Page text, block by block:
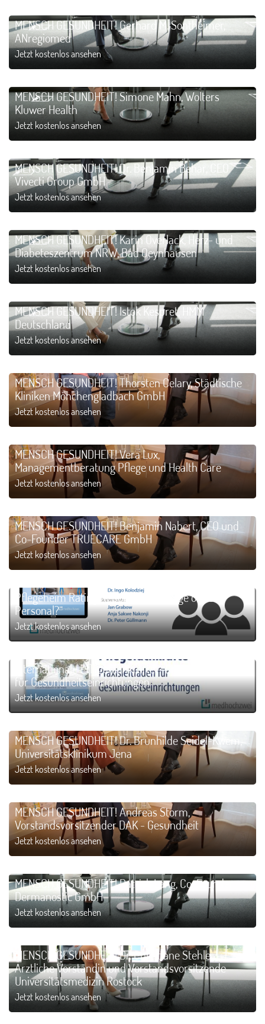
MENSCH GESUNDHEIT! Gerhard M. Sontheimer,
ANregiomed
Jetzt kostenlos ansehen
MENSCH GESUNDHEIT! Simone Mahn, Wolters
Kluwer Health
Jetzt kostenlos ansehen
MENSCH GESUNDHEIT! Dr. Benjamin Behar, CEO
Vivecti Group GmbH
Jetzt kostenlos ansehen
MENSCH GESUNDHEIT! Karin Overlack, Herz- und
Diabeteszentrum NRW, Bad Oeynhausen
Jetzt kostenlos ansehen
MENSCH GESUNDHEIT! Istok Kespret, HMM
Deutschland
Jetzt kostenlos ansehen
MENSCH GESUNDHEIT! Thorsten Celary, Städtische
Kliniken Mönchengladbach GmbH
Jetzt kostenlos ansehen
MENSCH GESUNDHEIT! Vera Lux,
Managementberatung Pflege und Health Care
Jetzt kostenlos ansehen
MENSCH GESUNDHEIT! Benjamin Nabert, CEO und
Co-Founder TRUECARE GmbH
Jetzt kostenlos ansehen
Pflegeheim Rating Report 2024. Pflege ohne
Personal?
Jetzt kostenlos ansehen
Internationale Pflegefachkräfte – Ein Praxisleitfaden
für Gesundheitseinrichtungen
Jetzt kostenlos ansehen
MENSCH GESUNDHEIT! Dr. Brunhilde Seidel-Kwem,
Universitätsklinikum Jena
Jetzt kostenlos ansehen
MENSCH GESUNDHEIT! Andreas Storm,
Vorstandsvorsitzender DAK - Gesundheit
Jetzt kostenlos ansehen
MENSCH GESUNDHEIT! Patrick Lang, Co-Founder
Dermanostic GmbH
Jetzt kostenlos ansehen
MENSCH GESUNDHEIT! Dr. Christiane Stehle,
Ärztliche Vorständin und Vorstandsvorsitzende
Universitätsmedizin Rostock
Jetzt kostenlos ansehen